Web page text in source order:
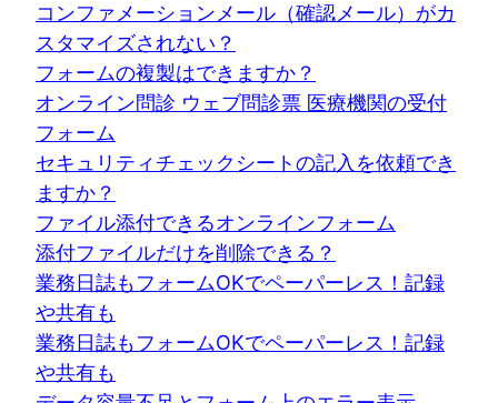
コンファメーションメール（確認メール）がカ
スタマイズされない？
フォームの複製はできますか？
オンライン問診 ウェブ問診票 医療機関の受付
フォーム
セキュリティチェックシートの記入を依頼でき
ますか？
ファイル添付できるオンラインフォーム
添付ファイルだけを削除できる？
業務日誌もフォームOKでペーパーレス！記録
や共有も
業務日誌もフォームOKでペーパーレス！記録
や共有も